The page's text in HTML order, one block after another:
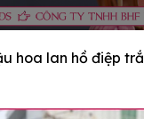
hoa lan hồ điệp